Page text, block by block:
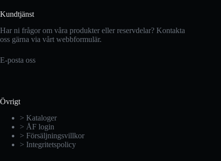
Kundtjänst
Har ni frågor om våra produkter eller reservdelar? Kontakta
oss gärna via vårt webbformulär.
E-posta oss
Övrigt
> Kataloger
> ÅF login
> Försäljningsvillkor
> Integritetspolicy